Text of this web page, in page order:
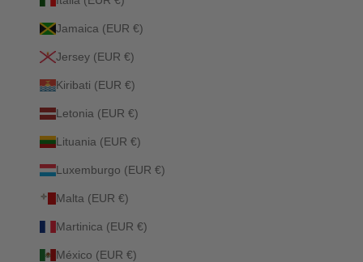
Jamaica (EUR €)
Jersey (EUR €)
Kiribati (EUR €)
Letonia (EUR €)
Lituania (EUR €)
Luxemburgo (EUR €)
Malta (EUR €)
Martinica (EUR €)
México (EUR €)